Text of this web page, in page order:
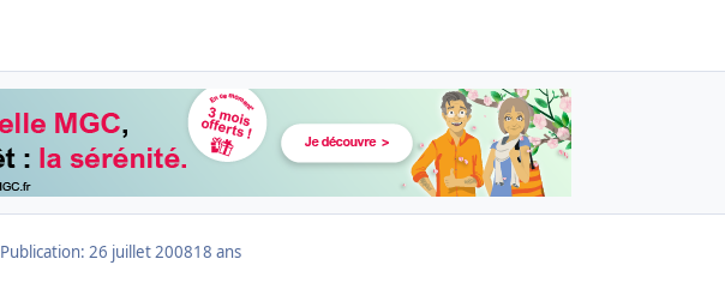
Publication: 26 juillet 200818 ans